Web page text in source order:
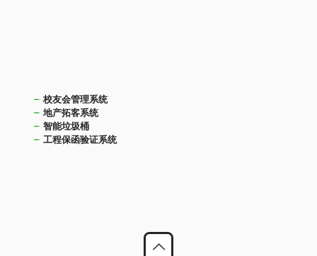
校友会管理系统
地产拓客系统
智能垃圾桶
工程保函验证系统